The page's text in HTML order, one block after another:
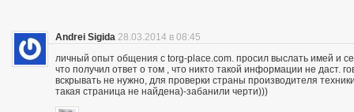
Andrei Sigida 28.03.2014 в 08:45
личный опыт общения с torg-place.com. просил выслать имей и
что получил ответ о том , что никто такой информации не
вскрывать не нужно, для проверки страны производителя
такая страница не найдена)-забанили черти)))